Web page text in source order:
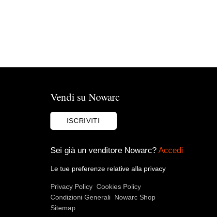
Vendi su Nowarc
ISCRIVITI
Sei già un venditore Nowarc? Accedi
Le tue preferenze relative alla privacy
Privacy Policy Cookies Policy
Condizioni Generali Nowarc Shop
Sitemap